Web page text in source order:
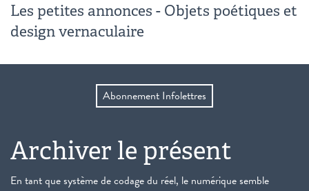
Les petites annonces - Objets poétiques et
design vernaculaire
Abonnement Infolettres
Archiver le présent
En tant que système de codage du réel, le numérique semble